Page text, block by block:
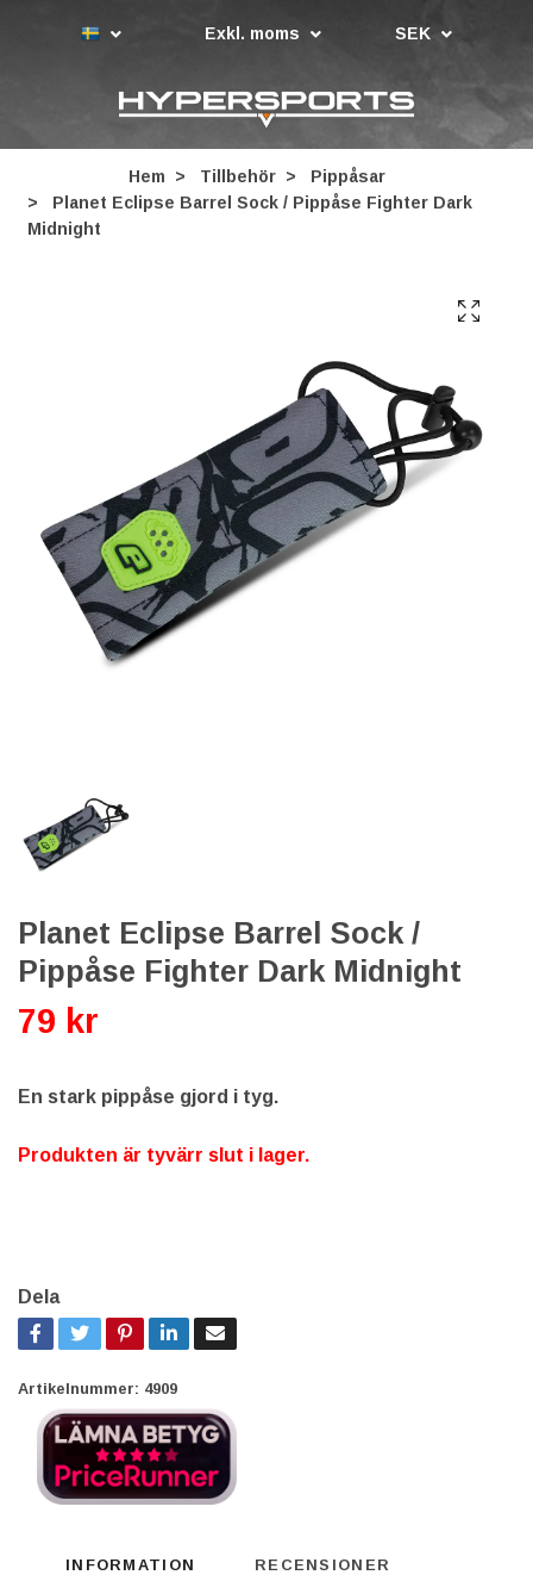
Exkl. moms SEK
Hem Tillbehör
Pippåsar
Planet Eclipse Barrel Sock / Pippåse Fighter Dark
Midnight
Planet Eclipse Barrel Sock /
Pippåse Fighter Dark Midnight
79 kr
En stark pippåse gjord i tyg.
Produkten är tyvärr slut i lager.
Dela
Artikelnummer: 4909
INFORMATION RECENSIONER